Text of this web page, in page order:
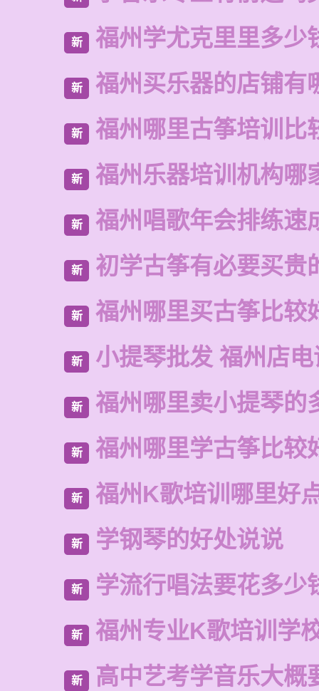
新 福州学尤克里里多少
新 福州买乐器的店铺有
新 福州哪里古筝培训比
新 福州乐器培训机构哪
新 福州唱歌年会排练速
新 初学古筝有必要买贵
新 福州哪里买古筝比较
新 小提琴批发 福州店
新 福州哪里卖小提琴的
新 福州哪里学古筝比较
新 福州K歌培训哪里好
新 学钢琴的好处说说
新 学流行唱法要花多少
新 福州专业K歌培训学
新 高中艺考学音乐大概